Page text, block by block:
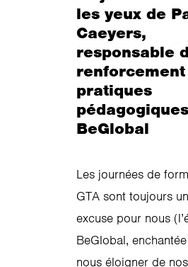
les yeux de
Caeyers,
responsable
pratiques
pédagogiques
BeGlobal
Les journées de
GTA sont toujours
excuse pour nous
BeGlobal,
nous éloigner de